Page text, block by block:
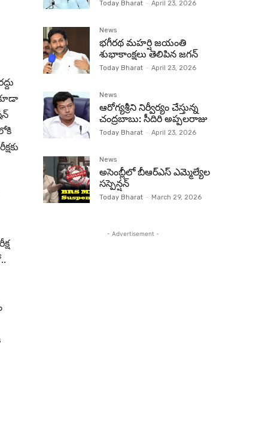
Today Bharat - April 23, 2026
News
భగీరథ మహర్షి జయంతి
శుభాకాంక్షలు తెలిపిన జగన్‌
Today Bharat - April 23, 2026
News
ఆరోగ్యశ్రీని నిర్వీర్యం చేస్తున్న
చంద్రబాబు: సీదిరి అప్పలరాజు
Today Bharat - April 23, 2026
News
అసెంబ్లీలో బీఆర్‌ఎస్ ఎమ్మెల్యేల
సస్పెన్షన్‌
Today Bharat - March 29, 2026
- Advertisement -